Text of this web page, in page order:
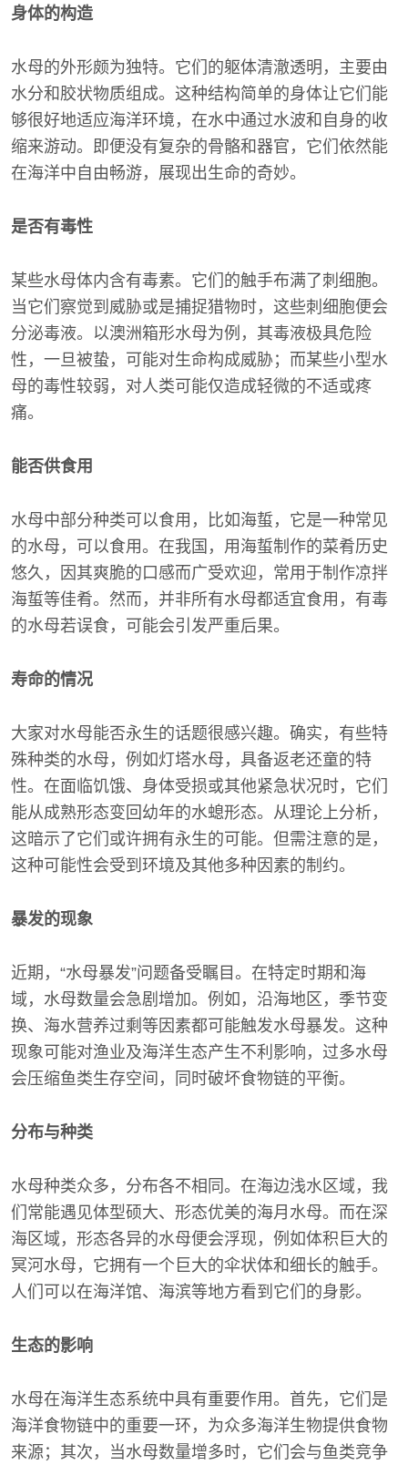
身体的构造
水母的外形颇为独特。它们的躯体清澈透明，主要由
水分和胶状物质组成。这种结构简单的身体让它们能
够很好地适应海洋环境，在水中通过水波和自身的收
缩来游动。即便没有复杂的骨骼和器官，它们依然能
在海洋中自由畅游，展现出生命的奇妙。
是否有毒性
某些水母体内含有毒素。它们的触手布满了刺细胞。
当它们察觉到威胁或是捕捉猎物时，这些刺细胞便会
分泌毒液。以澳洲箱形水母为例，其毒液极具危险
性，一旦被蛰，可能对生命构成威胁；而某些小型水
母的毒性较弱，对人类可能仅造成轻微的不适或疼
痛。
能否供食用
水母中部分种类可以食用，比如海蜇，它是一种常见
的水母，可以食用。在我国，用海蜇制作的菜肴历史
悠久，因其爽脆的口感而广受欢迎，常用于制作凉拌
海蜇等佳肴。然而，并非所有水母都适宜食用，有毒
的水母若误食，可能会引发严重后果。
寿命的情况
大家对水母能否永生的话题很感兴趣。确实，有些特
殊种类的水母，例如灯塔水母，具备返老还童的特
性。在面临饥饿、身体受损或其他紧急状况时，它们
能从成熟形态变回幼年的水螅形态。从理论上分析，
这暗示了它们或许拥有永生的可能。但需注意的是，
这种可能性会受到环境及其他多种因素的制约。
暴发的现象
近期，“水母暴发”问题备受瞩目。在特定时期和海
域，水母数量会急剧增加。例如，沿海地区，季节变
换、海水营养过剩等因素都可能触发水母暴发。这种
现象可能对渔业及海洋生态产生不利影响，过多水母
会压缩鱼类生存空间，同时破坏食物链的平衡。
分布与种类
水母种类众多，分布各不相同。在海边浅水区域，我
们常能遇见体型硕大、形态优美的海月水母。而在深
海区域，形态各异的水母便会浮现，例如体积巨大的
冥河水母，它拥有一个巨大的伞状体和细长的触手。
人们可以在海洋馆、海滨等地方看到它们的身影。
生态的影响
水母在海洋生态系统中具有重要作用。首先，它们是
海洋食物链中的重要一环，为众多海洋生物提供食物
来源；其次，当水母数量增多时，它们会与鱼类竞争